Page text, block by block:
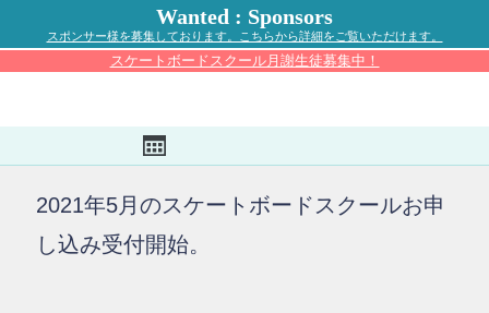
Wanted : Sponsors
スポンサー様を募集しております。こちらから詳細をご覧いただけます。
スケートボードスクール月謝生徒募集中！
2021年5月のスケートボードスクールお申
し込み受付開始。